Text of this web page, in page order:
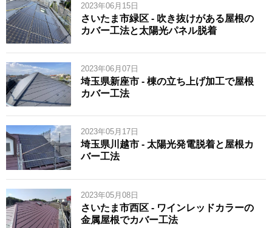
2023年06月15日
さいたま市緑区 - 吹き抜けがある屋根の
カバー工法と太陽光パネル脱着
2023年06月07日
埼玉県新座市 - 棟の立ち上げ加工で屋根
カバー工法
2023年05月17日
埼玉県川越市 - 太陽光発電脱着と屋根カ
バー工法
2023年05月08日
さいたま市西区 - ワインレッドカラーの
金属屋根でカバー工法